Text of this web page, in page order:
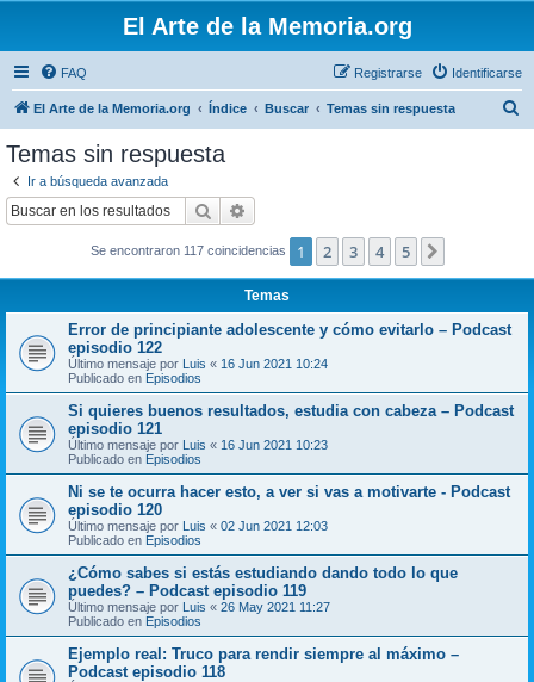
El Arte de la Memoria.org
FAQ Identificarse
Registrarse
El Arte de la Memoria.org Índice Buscar Temas sin respuesta
Temas sin respuesta
Ir a búsqueda avanzada
Buscar
Se encontraron 117 coincidencias 1 2 3 4 5
Temas
Error de principiante adolescente y cómo evitarlo – Podcast
episodio 122
Último mensaje por Luis « 16 Jun 2021 10:24
Publicado en Episodios
Si quieres buenos resultados, estudia con cabeza – Podcast
episodio 121
Último mensaje por Luis « 16 Jun 2021 10:23
Publicado en Episodios
Ni se te ocurra hacer esto, a ver si vas a motivarte - Podcast
episodio 120
Último mensaje por Luis « 02 Jun 2021 12:03
Publicado en Episodios
¿Cómo sabes si estás estudiando dando todo lo que
puedes? – Podcast episodio 119
Último mensaje por Luis « 26 May 2021 11:27
Publicado en Episodios
Ejemplo real: Truco para rendir siempre al máximo –
Podcast episodio 118